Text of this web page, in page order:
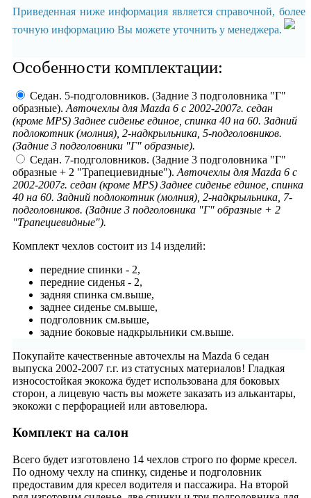
Приведенная ниже информация является справочной, более
точную информацию Вы можете уточнить у менеджера.
Особенности комплектации:
Седан. 5-подголовников. (Задние 3 подголовника "Г"
образные). Авточехлы для Mazda 6 с 2002-2007г. седан
(кроме MPS) Заднее сиденье единое, спинка 40 на 60. Задний
подлокотник (молния), 2-надкрыльника, 5-подголовников.
(Задние 3 подголовники "Г" образные).
Седан. 7-подголовников. (Задние 3 подголовника "Г"
образные + 2 "Трапециевидные"). Авточехлы для Mazda 6 с
2002-2007г. седан (кроме MPS) Заднее сиденье единое, спинка
40 на 60. Задний подлокотник (молния), 2-надкрыльника, 7-
подголовников. (Задние 3 подголовника "Г" образные + 2
"Трапециевидные").
Комплект чехлов состоит из 14 изделий:
передние спинки - 2,
передние сиденья - 2,
задняя спинка см.выше,
заднее сиденье см.выше,
подголовник см.выше,
задние боковые надкрыльники см.выше.
Покупайте качественные авточехлы на Mazda 6 седан
выпуска 2002-2007 г.г. из статусных материалов! Гладкая
износостойкая экокожа будет использована для боковых
сторон, а лицевую часть вы можете заказать из алькантары,
экокожи с перфорацией или автовелюра.
Комплект на салон
Всего будет изготовлено 14 чехлов строго по форме кресел.
По одному чехлу на спинку, сиденье и подголовник
предоставим для кресел водителя и пассажира. На второй